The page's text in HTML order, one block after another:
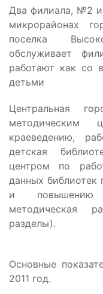
Два филиала, №2
микрорайонах
поселка
обслуживает
работают как со
детьми
Центральная
методическим
краеведению,
детская
центром по
данных библиотек
и повышению
методическая
разделы).
Основные
2011 год.